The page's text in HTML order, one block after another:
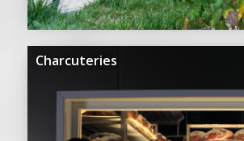
Charcuteries